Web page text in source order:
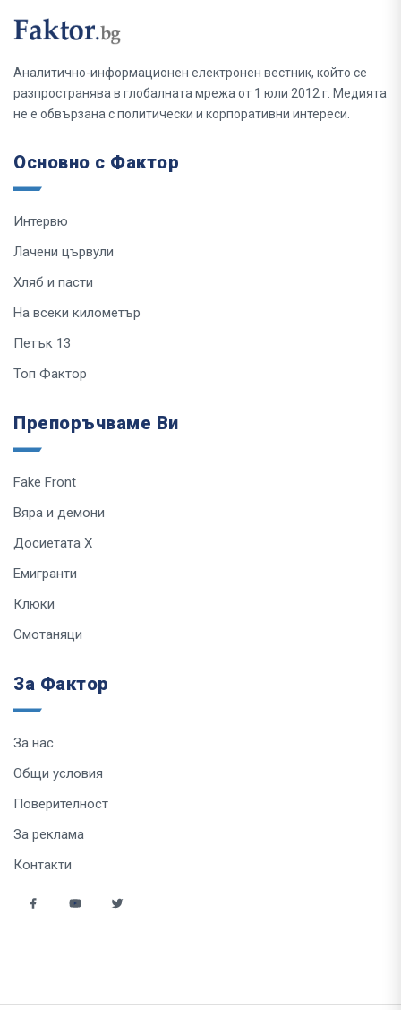
Аналитично-информационен електронен вестник, който се
разпространява в глобалната мрежа от 1 юли 2012 г. Медията
не е обвързана с политически и корпоративни интереси.
Основно с Фактор
Интервю
Лачени цървули
Хляб и пасти
На всеки километър
Петък 13
Топ Фактор
Препоръчваме Ви
Fake Front
Вяра и демони
Досиетата Х
Емигранти
Клюки
Смотаняци
За Фактор
За нас
Общи условия
Поверителност
За реклама
Контакти